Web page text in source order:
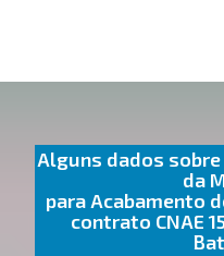
Alguns dados
da
para Acabamento
contrato CNAE